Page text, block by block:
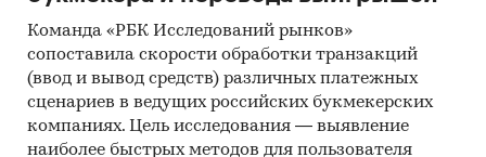
Инсайдерские источники
Специализированные аналитические
Методы:
Кабинетное исследование. Поиск и анализ
Команда «РБК Исследований рынков»
сопоставила скорости обработки транзакций
(ввод и вывод средств) различных платежных
сценариев в ведущих российских букмекерских
компаниях. Цель исследования — выявление
наиболее быстрых методов для пользователя